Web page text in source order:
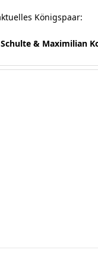
Königspaar:
& Maximilian